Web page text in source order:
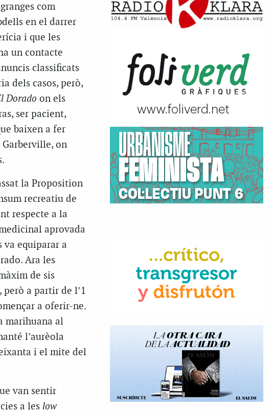
com
en el darrer
i que les
un contacte
classificats
dels casos, però,
Dorado on els
ser pacient,
baixen a fer
on
la Proposition
recreatiu de
respecte a la
aprovada
va equiparar a
Ara les
de sis
però a partir de l’1
a oferir-ne.
marihuana al
l’aurèola
i el mite del
van sentir
a les low